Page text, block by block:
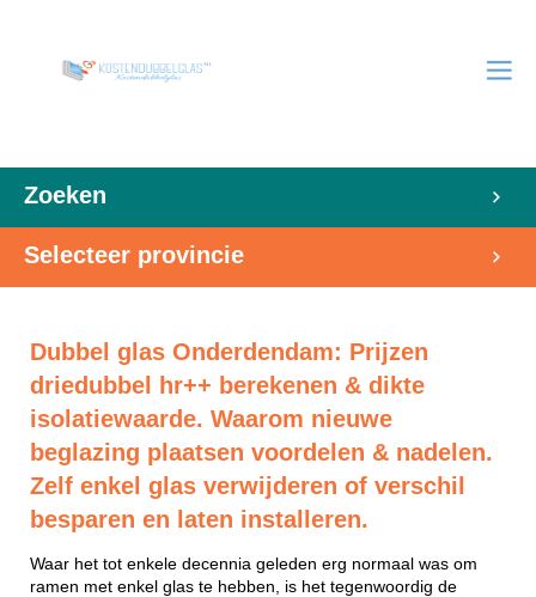
Zoeken
Selecteer provincie
Dubbel glas Onderdendam: Prijzen
driedubbel hr++ berekenen & dikte
isolatiewaarde. Waarom nieuwe
beglazing plaatsen voordelen & nadelen.
Zelf enkel glas verwijderen of verschil
besparen en laten installeren.
Waar het tot enkele decennia geleden erg normaal was om
ramen met enkel glas te hebben, is het tegenwoordig de